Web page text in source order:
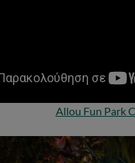
Allou Fun Park